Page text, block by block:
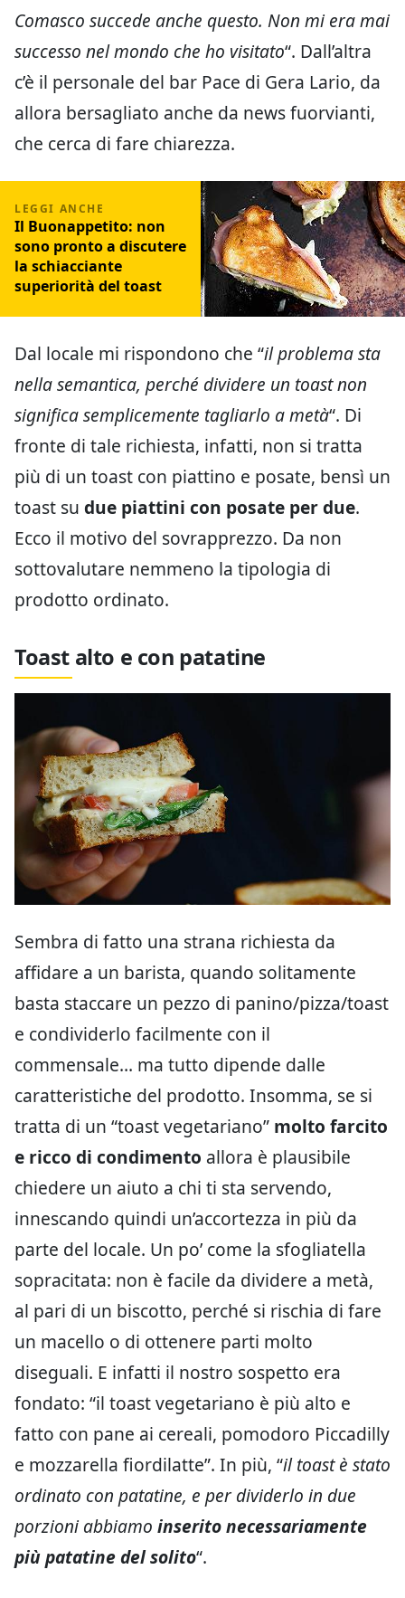
Comasco succede anche questo. Non mi era mai
successo nel mondo che ho visitato“. Dall’altra
c’è il personale del bar Pace di Gera Lario, da
allora bersagliato anche da news fuorvianti,
che cerca di fare chiarezza.
Il Buonappetito: non
sono pronto a discutere
la schiacciante
superiorità del toast
Dal locale mi rispondono che “il problema sta
nella semantica, perché dividere un toast non
significa semplicemente tagliarlo a metà“. Di
fronte di tale richiesta, infatti, non si tratta
più di un toast con piattino e posate, bensì un
toast su due piattini con posate per due.
Ecco il motivo del sovrapprezzo. Da non
sottovalutare nemmeno la tipologia di
prodotto ordinato.
Toast alto e con patatine
Sembra di fatto una strana richiesta da
affidare a un barista, quando solitamente
basta staccare un pezzo di panino/pizza/toast
e condividerlo facilmente con il
commensale… ma tutto dipende dalle
caratteristiche del prodotto. Insomma, se si
tratta di un “toast vegetariano” molto farcito
e ricco di condimento allora è plausibile
chiedere un aiuto a chi ti sta servendo,
innescando quindi un’accortezza in più da
parte del locale. Un po’ come la sfogliatella
sopracitata: non è facile da dividere a metà,
al pari di un biscotto, perché si rischia di fare
un macello o di ottenere parti molto
diseguali. E infatti il nostro sospetto era
fondato: “il toast vegetariano è più alto e
fatto con pane ai cereali, pomodoro Piccadilly
e mozzarella fiordilatte”. In più, “il toast è stato
ordinato con patatine, e per dividerlo in due
porzioni abbiamo inserito necessariamente
più patatine del solito“.